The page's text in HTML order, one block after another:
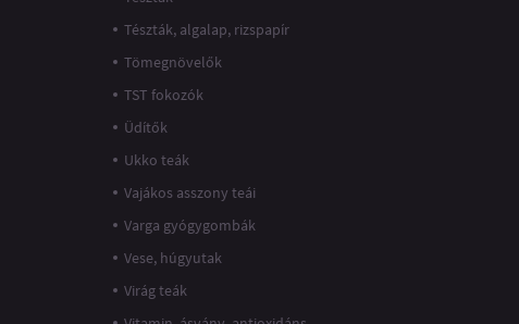
Tészták, algalap, rizspapír
Tömegnövelők
TST fokozók
Üdítők
Ukko teák
Vajákos asszony teái
Varga gyógygombák
Vese, húgyutak
Virág teák